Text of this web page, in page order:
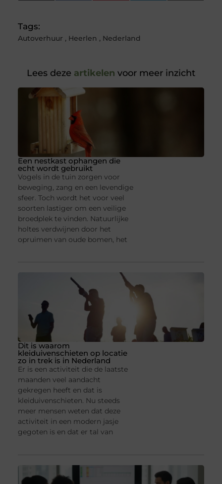
(Twitter)
Tags:
Autoverhuur , Heerlen , Nederland
Lees deze artikelen voor meer inzicht
Een nestkast ophangen die
echt wordt gebruikt
Vogels in de tuin zorgen voor
beweging, zang en een levendige
sfeer. Toch wordt het voor veel
soorten lastiger om een veilige
broedplek te vinden. Natuurlijke
holtes verdwijnen door het
opruimen van oude bomen, het
Dit is waarom
kleiduivenschieten op locatie
zo in trek is in Nederland
Er is een activiteit die de laatste
maanden veel aandacht
gekregen heeft en dat is
kleiduivenschieten. Nu steeds
meer mensen weten dat deze
activiteit in een modern jasje
gegoten is en dat er tal van